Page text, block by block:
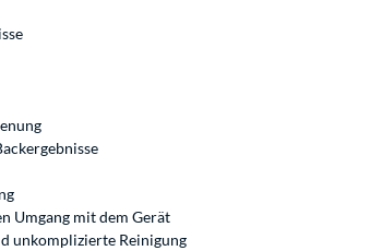
Umgang mit dem Gerät
unkomplizierte Reinigung